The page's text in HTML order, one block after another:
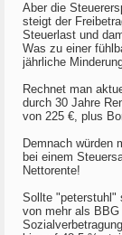
Aber die
steigt der
Steuerlast und
Was zu einer
jährliche
Rechnet man
durch 30 Jahre
von 225 €, plus
Demnach würden
bei einem
Nettorente!
Sollte "peterstuhl"
von mehr als